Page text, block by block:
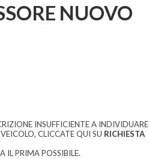
NUOVO
INSUFFICIENTE A INDIVIDUARE
CLICCATE QUI SU RICHIESTA
IL PRIMA POSSIBILE.